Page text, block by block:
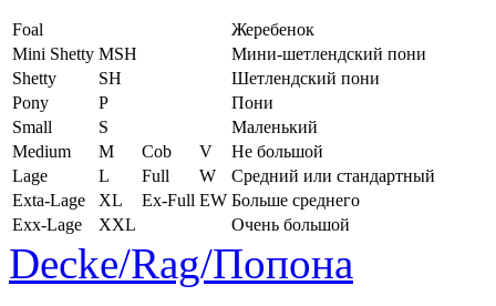
Foal
Жеребенок
Mini Shetty MSH
Мини-шетлендский пони
Shetty
SH
Шетлендский пони
Pony
P
Пони
Small
S
Маленький
Medium
M Cob V
Не большой
Lage
L Full W
Средний или стандартный
Exta-Lage
XL Ex-Full EW Больше среднего
Exx-Lage
XXL Очень большой
Decke/Rag/Попона